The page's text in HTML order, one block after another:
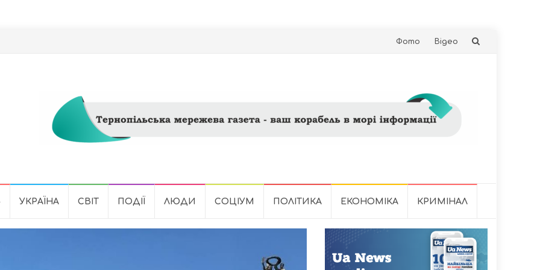
Skip
Фото Відео
УКРАЇНА СВІТ ПОДІЇ ЛЮДИ СОЦІУМ ПОЛІТИКА ЕКОНОМІКА КРИМІНАЛ